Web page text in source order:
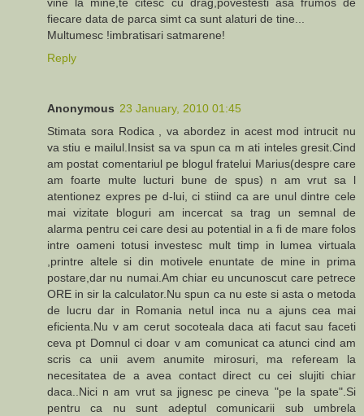
fiecare data de parca simt ca sunt alaturi de tine...
Multumesc !imbratisari satmarene!
Reply
Anonymous 23 January, 2010 01:45
Stimata sora Rodica , va abordez in acest mod intrucit nu
va stiu e mailul.Insist sa va spun ca m ati inteles gresit.Cind
am postat comentariul pe blogul fratelui Marius(despre care
am foarte multe lucturi bune de spus) n am vrut sa l
atentionez expres pe d-lui, ci stiind ca are unul dintre cele
mai vizitate bloguri am incercat sa trag un semnal de
alarma pentru cei care desi au potential in a fi de mare folos
intre oameni totusi investesc mult timp in lumea virtuala
,printre altele si din motivele enuntate de mine in prima
postare,dar nu numai.Am chiar eu uncunoscut care petrece
ORE in sir la calculator.Nu spun ca nu este si asta o metoda
de lucru dar in Romania netul inca nu a ajuns cea mai
eficienta.Nu v am cerut socoteala daca ati facut sau faceti
ceva pt Domnul ci doar v am comunicat ca atunci cind am
scris ca unii avem anumite mirosuri, ma refeream la
necesitatea de a avea contact direct cu cei slujiti chiar
daca..Nici n am vrut sa jignesc pe cineva "pe la spate".Si
pentru ca nu sunt adeptul comunicarii sub umbrela